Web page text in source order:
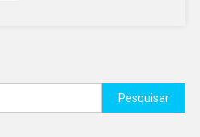
Pesquisar
por: